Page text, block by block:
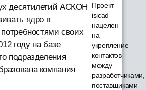
десятилетий АСКОН
ядро в
своих
году на базе
подразделения
компания
Проект
isicad
нацелен
на
укрепление
контактов
между
разработчиками,
поставщиками